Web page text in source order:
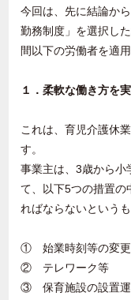
今回は、先に結論か
勤務制度」を選択し
間以下の労働者を適
１．柔軟な働き方を
これは、育児介護休
す。
事業主は、3歳から小
て、以下5つの措置の
ればならないというも
① 始業時刻等の変更
② テレワーク等
③ 保育施設の設置運